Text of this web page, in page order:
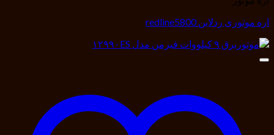
اره موتوری ردلاین redline5800